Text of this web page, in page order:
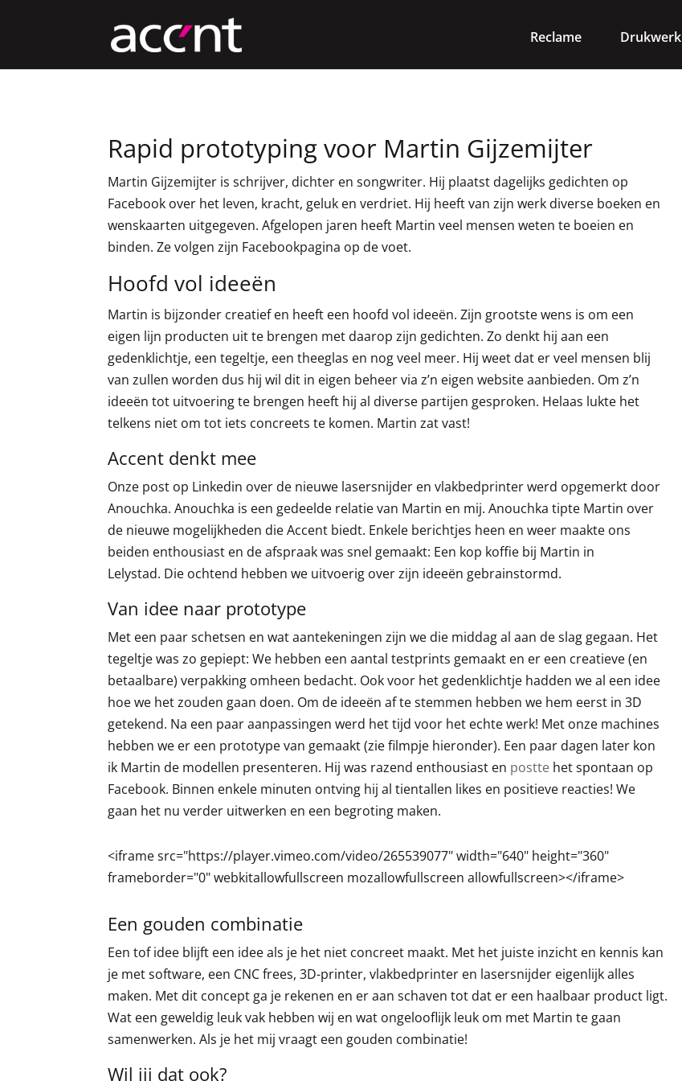
Reclame Drukwerk
Rapid prototyping voor Martin Gijzemijter
Martin Gijzemijter is schrijver, dichter en songwriter. Hij plaatst dagelijks gedichten op
Facebook over het leven, kracht, geluk en verdriet. Hij heeft van zijn werk diverse boeken en
wenskaarten uitgegeven. Afgelopen jaren heeft Martin veel mensen weten te boeien en
binden. Ze volgen zijn Facebookpagina op de voet.
Hoofd vol ideeën
Martin is bijzonder creatief en heeft een hoofd vol ideeën. Zijn grootste wens is om een
eigen lijn producten uit te brengen met daarop zijn gedichten. Zo denkt hij aan een
gedenklichtje, een tegeltje, een theeglas en nog veel meer. Hij weet dat er veel mensen blij
van zullen worden dus hij wil dit in eigen beheer via z’n eigen website aanbieden. Om z’n
ideeën tot uitvoering te brengen heeft hij al diverse partijen gesproken. Helaas lukte het
telkens niet om tot iets concreets te komen. Martin zat vast!
Accent denkt mee
Onze post op Linkedin over de nieuwe lasersnijder en vlakbedprinter werd opgemerkt door
Anouchka. Anouchka is een gedeelde relatie van Martin en mij. Anouchka tipte Martin over
de nieuwe mogelijkheden die Accent biedt. Enkele berichtjes heen en weer maakte ons
beiden enthousiast en de afspraak was snel gemaakt: Een kop koffie bij Martin in
Lelystad. Die ochtend hebben we uitvoerig over zijn ideeën gebrainstormd.
Van idee naar prototype
Met een paar schetsen en wat aantekeningen zijn we die middag al aan de slag gegaan. Het
tegeltje was zo gepiept: We hebben een aantal testprints gemaakt en er een creatieve (en
betaalbare) verpakking omheen bedacht. Ook voor het gedenklichtje hadden we al een idee
hoe we het zouden gaan doen. Om de ideeën af te stemmen hebben we hem eerst in 3D
getekend. Na een paar aanpassingen werd het tijd voor het echte werk! Met onze machines
hebben we er een prototype van gemaakt (zie filmpje hieronder). Een paar dagen later kon
ik Martin de modellen presenteren. Hij was razend enthousiast en postte het spontaan op
Facebook. Binnen enkele minuten ontving hij al tientallen likes en positieve reacties! We
gaan het nu verder uitwerken en een begroting maken.
<iframe src="https://player.vimeo.com/video/265539077" width="640" height="360"
frameborder="0" webkitallowfullscreen mozallowfullscreen allowfullscreen></iframe>
Een gouden combinatie
Een tof idee blijft een idee als je het niet concreet maakt. Met het juiste inzicht en kennis kan
je met software, een CNC frees, 3D-printer, vlakbedprinter en lasersnijder eigenlijk alles
maken. Met dit concept ga je rekenen en er aan schaven tot dat er een haalbaar product ligt.
Wat een geweldig leuk vak hebben wij en wat ongelooflijk leuk om met Martin te gaan
samenwerken. Als je het mij vraagt een gouden combinatie!
Wil jij dat ook?